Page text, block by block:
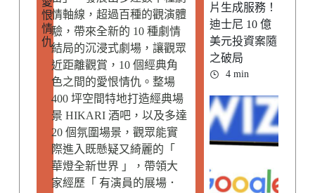
恨
情
仇
情軸線，超過百種的觀演體
驗，帶來全新的 10 種劇情
結局的沉浸式劇場，讓觀眾
近距離觀賞，10 個經典角
色之間的愛恨情仇。整場
400 坪空間特地打造經典場
景 HIKARI 酒吧，以及多達
20 個氛圍場景，觀眾能實
際進入既懸疑又綺麗的「
華燈全新世界 」，帶領大
家經歷「 有演員的展場．
片生成服務！
迪士尼 10 億
美元投資案隨
之破局
4 min